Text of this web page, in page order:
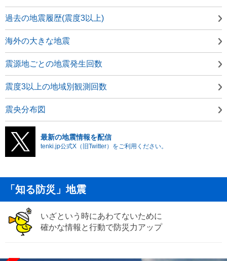
過去の地震履歴(震度3以上)
海外の大きな地震
震源地ごとの地震発生回数
震度3以上の地域別観測回数
震央分布図
最新の地震情報を配信
tenki.jp公式X（旧Twitter）をご利用ください。
「知る防災」地震
いざという時にあわてないために
確かな情報と行動で防災力アップ